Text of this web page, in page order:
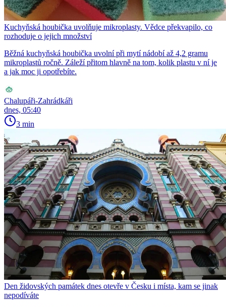
Kuchyňská houbička uvolňuje mikroplasty. Vědce překvapilo, co
rozhoduje o jejich množství
Běžná kuchyňská houbička uvolní při mytí nádobí až 4,2 gramu
mikroplastů ročně. Záleží přitom hlavně na tom, kolik plastu v ní je
a jak moc ji opotřebíte.
Chalupáři-Zahrádkáři
dnes, 05:40
3 min
Den židovských památek dnes otevře v Česku i místa, kam se jinak
nepodíváte